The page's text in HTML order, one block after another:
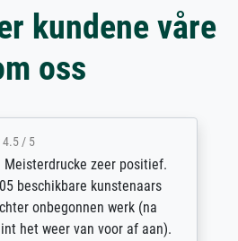
kundene våre
oss
/ 5
zeer positief.
kunstenaars
onbegonnen werk (na
het weer van voor af aan).